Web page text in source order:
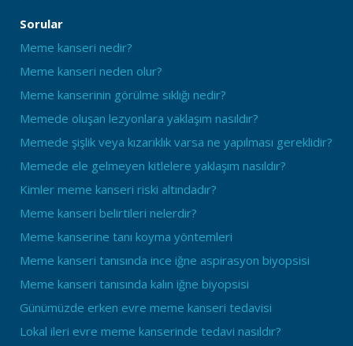
Sorular
Meme kanseri nedir?
Meme kanseri neden olur?
Meme kanserinin görülme sıklığı nedir?
Memede oluşan lezyonlara yaklaşım nasıldır?
Memede şişlik veya kızarıklık varsa ne yapılması gereklidir?
Memede ele gelmeyen kitlelere yaklaşım nasıldır?
Kimler meme kanseri riski altındadır?
Meme kanseri belirtileri nelerdir?
Meme kanserine tanı koyma yöntemleri
Meme kanseri tanısında ince iğne aspirasyon biyopsisi
Meme kanseri tanısında kalın iğne biyopsisi
Günümüzde erken evre meme kanseri tedavisi
Lokal ileri evre meme kanserinde tedavi nasıldır?